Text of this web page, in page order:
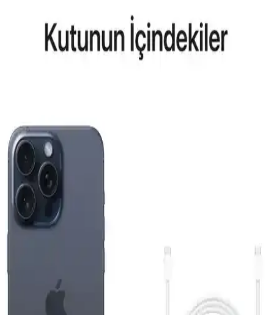
tasarım ve fonksiyonellik açısından bilgiler içerir.
Reeder P13 Blue Max 2022 ve Lite 2022
Modellerinin Karşılaştırması ve Özellikleri
General Mobile GM 23 SE ve Casper VIA X40 Akıllı
Telefon Modellerinin Detaylı Karşılaştırması
İki telefonun ekran, pil, kamera ve performans özelliklerini
karşılaştırıyoruz. Günlük kullanımda avantajlar ve sınırlamalar
hakkında kapsamlı bilgi sunuyoruz.
Apple iPhone Air 512 GB Pamuk Beyazı: Hafif
Tasarım ve Yüksek Performanslı Akıllı Telefon
Apple iPhone Air 512 GB, ince ve hafif tasarımı, güçlü ekran ve
gelişmiş kamera sistemiyle günlük kullanımda yüksek performans
sunar.
Reeder S19 Max Beyaz Akıllı Telefon Günlük
Kullanım ve Özellikleri Detaylı İnceleme